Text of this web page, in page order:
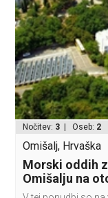
Nočitev: 3 | Oseb: 2
Omišalj, Hrvaška
Morski oddih
Omišalju na